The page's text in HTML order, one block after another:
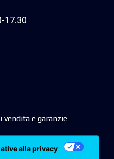
17.30
vendita e garanzie
alla privacy